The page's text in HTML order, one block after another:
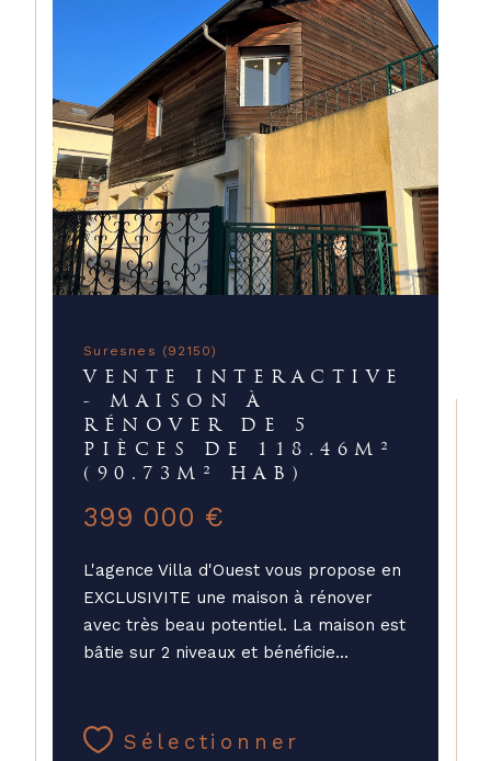
Suresnes (92150)
VENTE INTERACTIVE
- MAISON À
RÉNOVER DE 5
PIÈCES DE 118.46M²
(90.73M² HAB)
399 000 €
L'agence Villa d'Ouest vous propose en
EXCLUSIVITE une maison à rénover
avec très beau potentiel. La maison est
bâtie sur 2 niveaux et bénéficie...
Sélectionner